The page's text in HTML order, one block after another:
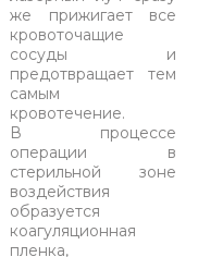
же прижигает все
кровоточащие
сосуды и
предотвращает тем
самым
кровотечение.
В процессе
операции в
стерильной зоне
воздействия
образуется
коагуляционная
пленка,